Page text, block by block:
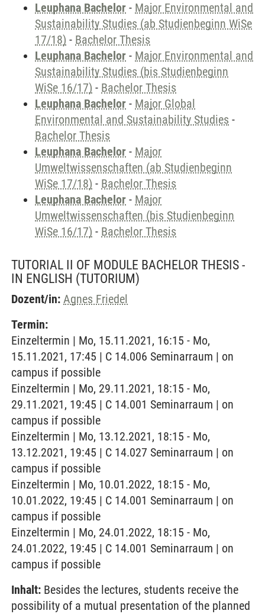
Leuphana Bachelor - Major Environmental and
Sustainability Studies (ab Studienbeginn WiSe
17/18) - Bachelor Thesis
Leuphana Bachelor - Major Environmental and
Sustainability Studies (bis Studienbeginn
WiSe 16/17) - Bachelor Thesis
Leuphana Bachelor - Major Global
Environmental and Sustainability Studies -
Bachelor Thesis
Leuphana Bachelor - Major
Umweltwissenschaften (ab Studienbeginn
WiSe 17/18) - Bachelor Thesis
Leuphana Bachelor - Major
Umweltwissenschaften (bis Studienbeginn
WiSe 16/17) - Bachelor Thesis
TUTORIAL II OF MODULE BACHELOR THESIS -
IN ENGLISH (TUTORIUM)
Dozent/in: Agnes Friedel
Termin:
Einzeltermin | Mo, 15.11.2021, 16:15 - Mo,
15.11.2021, 17:45 | C 14.006 Seminarraum | on
campus if possible
Einzeltermin | Mo, 29.11.2021, 18:15 - Mo,
29.11.2021, 19:45 | C 14.001 Seminarraum | on
campus if possible
Einzeltermin | Mo, 13.12.2021, 18:15 - Mo,
13.12.2021, 19:45 | C 14.027 Seminarraum | on
campus if possible
Einzeltermin | Mo, 10.01.2022, 18:15 - Mo,
10.01.2022, 19:45 | C 14.001 Seminarraum | on
campus if possible
Einzeltermin | Mo, 24.01.2022, 18:15 - Mo,
24.01.2022, 19:45 | C 14.001 Seminarraum | on
campus if possible
Inhalt: Besides the lectures, students receive the
possibility of a mutual presentation of the planned